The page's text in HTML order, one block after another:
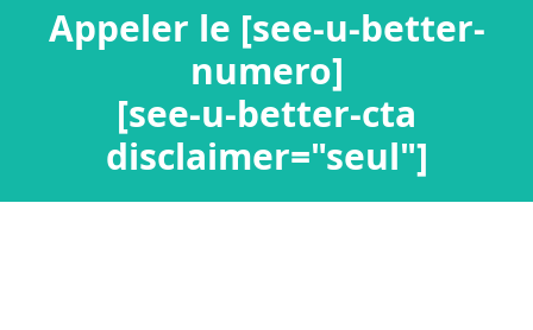
Appeler le [see-u-better-
numero]
[see-u-better-cta
disclaimer="seul"]